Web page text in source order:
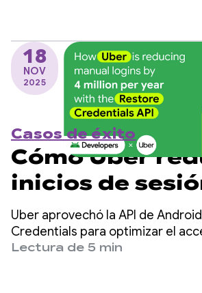
18
NOV
2025
Casos de éxito
Cómo Uber
inicios de
manuales en 4
millones por
Uber aprovechó la API de
Credentials para optimizar el
dispositivos nuevos, lo que
Lectura de 5 min